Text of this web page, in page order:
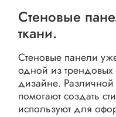
Стеновые
ткани.
Стеновые панели
одной из
дизайне. Различной
помогают создать
используют для